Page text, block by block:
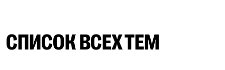
СПИСОК ВСЕХ ТЕМ